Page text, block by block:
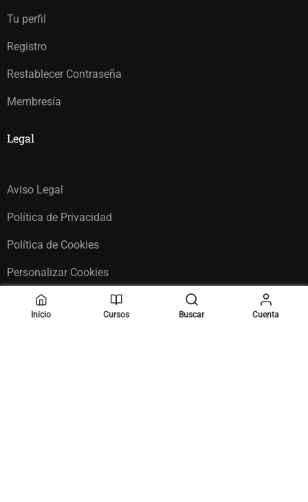
Tu perfil
Registro
Restablecer Contraseña
Membresía
Legal
Aviso Legal
Política de Privacidad
Política de Cookies
Personalizar Cookies
Inicio Cursos Buscar Cuenta